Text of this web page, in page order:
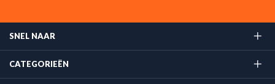
SNEL NAAR
CATEGORIEËN